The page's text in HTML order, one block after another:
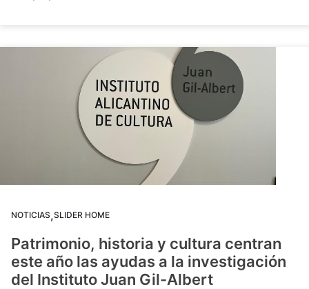
NOTICIAS,SLIDER HOME
Patrimonio, historia y cultura centran
este año las ayudas a la investigación
del Instituto Juan Gil-Albert